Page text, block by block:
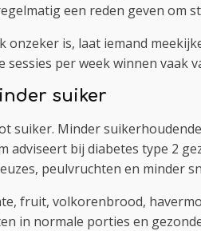
een reden geven om
onzeker is, laat iemand
sessies per week winnen vaak
suiker
suiker. Minder
bij diabetes type 2
peulvruchten en minder
fruit, volkorenbrood,
in normale porties en